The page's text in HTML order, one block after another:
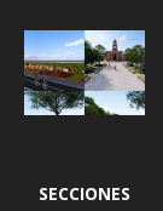
SECCIONES